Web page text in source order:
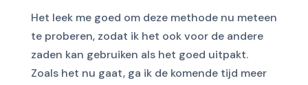
Het leek me goed om deze methode nu meteen
te proberen, zodat ik het ook voor de andere
zaden kan gebruiken als het goed uitpakt.
Zoals het nu gaat, ga ik de komende tijd meer